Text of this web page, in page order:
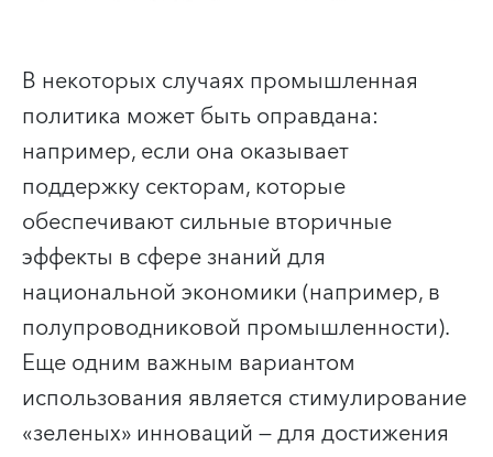
В некоторых случаях промышленная
политика может быть оправдана:
например, если она оказывает
поддержку секторам, которые
обеспечивают сильные вторичные
эффекты в сфере знаний для
национальной экономики (например, в
полупроводниковой промышленности).
Еще одним важным вариантом
использования является стимулирование
«зеленых» инноваций — для достижения